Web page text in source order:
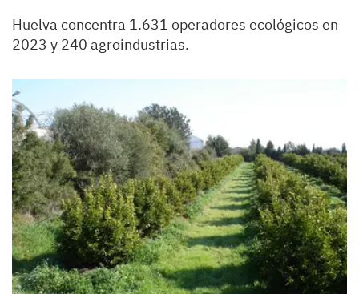
Huelva concentra 1.631 operadores ecológicos en
2023 y 240 agroindustrias.